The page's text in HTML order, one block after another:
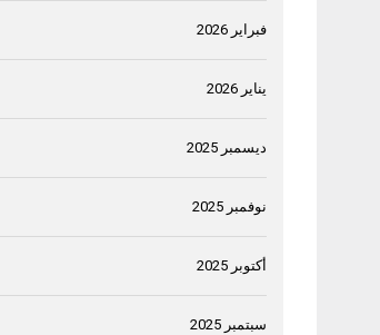
فبراير 2026
يناير 2026
ديسمبر 2025
نوفمبر 2025
أكتوبر 2025
سبتمبر 2025